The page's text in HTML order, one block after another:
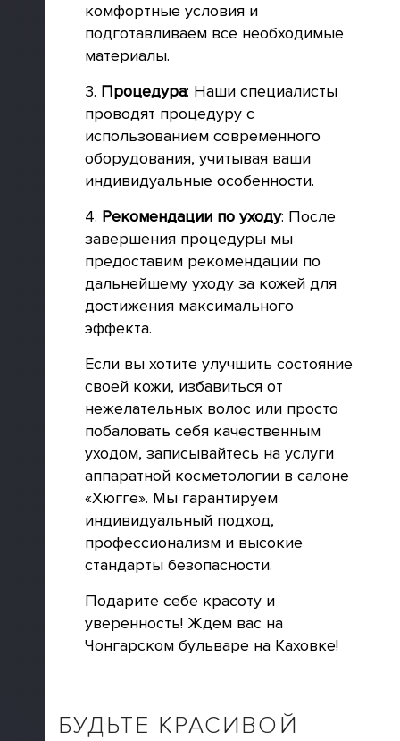
комфортные условия и
подготавливаем все необходимые
материалы.
3. Процедура: Наши специалисты
проводят процедуру с
использованием современного
оборудования, учитывая ваши
индивидуальные особенности.
4. Рекомендации по уходу: После
завершения процедуры мы
предоставим рекомендации по
дальнейшему уходу за кожей для
достижения максимального
эффекта.
Если вы хотите улучшить состояние
своей кожи, избавиться от
нежелательных волос или просто
побаловать себя качественным
уходом, записывайтесь на услуги
аппаратной косметологии в салоне
«Хюгге». Мы гарантируем
индивидуальный подход,
профессионализм и высокие
стандарты безопасности.
Подарите себе красоту и
уверенность! Ждем вас на
Чонгарском бульваре на Каховке!
БУДЬТЕ КРАСИВОЙ